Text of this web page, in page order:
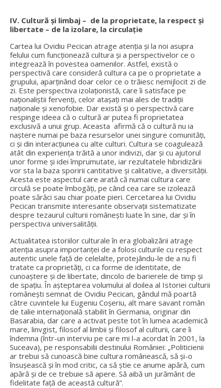
IV. Cultură și limbaj – de la proprietate, la respect și
libertate – de la izolare, la circulație
Cartea lui Ovidiu Pecican atrage atenția și la noi asupra
felului cum funcționează cultura și a perspectivelor ce o
integrează în povestea oamenilor. Astfel, există o
perspectivă care consideră cultura ca pe o proprietate a
grupului, aparținând doar celor ce o trăiesc nemijlocit zi de
zi. Este perspectiva izolaționistă, care îi satisface pe
naționaliștii fervenți, celor atașați mai ales de tradiții
naționale și xenofobie. Dar există și o perspectivă care
respinge ideea că o cultură ar putea fi proprietatea
exclusivă a unui grup. Aceasta afirmă că o cultură nu ia
naștere numai pe baza resurselor unei singure comunități,
ci și din interacțiunea cu alte culturi. Cultura se coagulează
atât din experiența trăită a unor indivizi, dar și cu ajutorul
unor forme și idei împrumutate, iar rezultatele hibridizării
vor sta la baza sporirii cantitative și calitative, a diversității.
Acesta este aspectul care arată că numai cultura care
circulă se poate îmbogăți, pe când cea care se izolează
poate sărăci sau chiar poate pieri. Cercetarea lui Ovidiu
Pecican transmite interesante observații sistematizate
despre tezaurul culturii românești luate în sine, dar și în
perspectiva universalității.
Actualitatea istoriilor culturale în era globalizării atrage
atenția asupra importanței de a folosi culturile cu respect
autentic unele față de celelalte, protejându-le de a nu fi
tratate ca proprietăți, ci ca forme de identitate, de
cunoaștere și de libertate, dincolo de barierele de timp și
de spațiu. În așteptarea volumului al doilea al Istoriei culturii
românești semnat de Ovidiu Pecican, gândul mă poartă
către cuvintele lui Eugeniu Coșeriu, alt mare savant român
de talie internațională stabilit în Germania, originar din
Basarabia, dar care a activat peste tot în lumea academică
mare, linvgist, filosof al limbii și filosof al culturii, care îi
îndemna (într-un interviu pe care mi l-a acordat în 2001, la
Suceava), pe responsabilii destinului României: „Politicienii
ar trebui să cunoască bine cultura românească, să și-o
însușească și în mod critic, ca să știe ce anume apără, cum
apără și de ce trebuie să apere. Să aibă un jurământ de
fidelitate față de această cultură”.